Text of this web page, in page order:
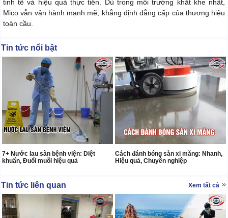
tinh tế và hiệu quả thực tiễn. Dù trong môi trường khắt khe nhất,
Mico vẫn vận hành mạnh mẽ, khẳng định đẳng cấp của thương hiệu
toàn cầu.
Tin tức nổi bật
7+ Nước lau sàn bệnh viện: Diệt
khuẩn, Đuổi muỗi hiệu quả
Cách đánh bóng sàn xi măng: Nhanh,
Hiệu quả, Chuyên nghiệp
Tin tức liên quan Xem tất cả